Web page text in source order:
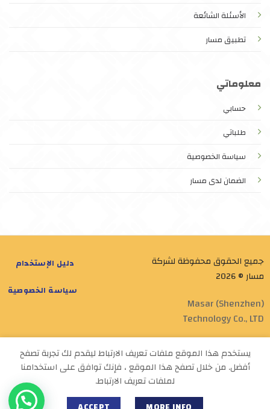
الأسئلة الشائعة
تطبيق مسار
معلوماتي
حسابي
طلباتي
سياسة الخصوصية
الضمان لدى مسار
جميع الحقوق محفوظة لشركة
مسار © 2026
Masar (Shenzhen)
Technology Co., LTD
Designed by Masar Tech
دليل الإستخدام
سياسة الخصوصية
يستخدم هذا الموقع ملفات تعريف الارتباط ليقدم لك تجربة تصفح
أفضل. من خلال تصفح هذا الموقع ، فإنك توافق على استخدامنا
لملفات تعريف الارتباط.